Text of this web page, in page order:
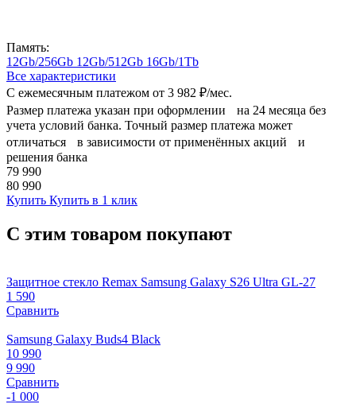
Память:
12Gb/256Gb 12Gb/512Gb 16Gb/1Tb
Все характеристики
С ежемесячным платежом от 3 982 ₽/мес.
Размер платежа указан при оформлении на 24 месяца без
учета условий банка. Точный размер платежа может
отличаться в зависимости от применённых акций и
решения банка
79 990
80 990
Купить Купить в 1 клик
С этим товаром покупают
Защитное стекло Remax Samsung Galaxy S26 Ultra GL-27
1 590
Сравнить
Samsung Galaxy Buds4 Black
10 990
9 990
Сравнить
-1 000